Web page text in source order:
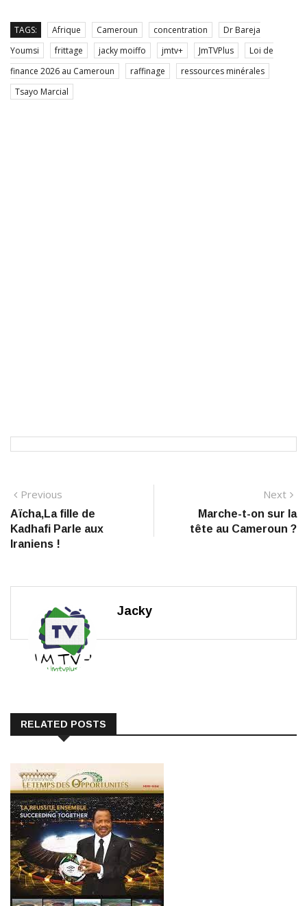
TAGS: Afrique Cameroun concentration
Dr Bareja
Youmsi
frittage jacky moiffo jmtv+ JmTVPlus
Loi de
finance 2026 au Cameroun
raffinage
ressources minérales
Tsayo Marcial
Navigation
de
l’article
Previous
post:
Aïcha,La fille de
Kadhafi Parle aux
Iraniens !
Next
Marche-t-on sur la
tête au Cameroun ?
Jacky
RELATED POSTS